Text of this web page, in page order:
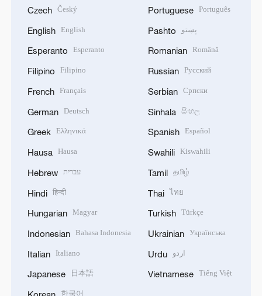
Czech Český
English English
Esperanto Esperanto
Filipino Filipino
French Français
German Deutsch
Greek Ελληνικά
Hausa Hausa
Hebrew עברית
Hindi हिन्दी
Hungarian Magyar
Indonesian Bahasa Indonesia
Italian Italiano
Japanese 日本語
한국어
Portuguese Português
Pashto پښتو
Romanian Română
Russian Русский
Serbian Српски
Sinhala සිංහල
Spanish Español
Swahili Kiswahili
Tamil தமிழ்
Thai ไทย
Turkish Türkçe
Ukrainian Українська
Urdu اردو
Vietnamese Tiếng Việt